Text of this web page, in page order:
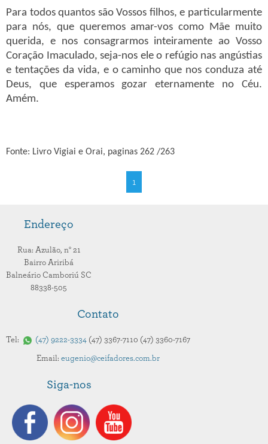
Para todos quantos são Vossos filhos, e particularmente
para nós, que queremos amar-vos como Mãe muito
querida, e nos consagrarmos inteiramente ao Vosso
Coração Imaculado, seja-nos ele o refúgio nas angústias
e tentações da vida, e o caminho que nos conduza até
Deus, que esperamos gozar eternamente no Céu.
Amém.
Fonte: Livro Vigiai e Orai, paginas 262 /263
1
Endereço
Rua: Azulão, n° 21
Bairro Ariribá
Balneário Camboriú SC
88338-505
Contato
Tel: 47 9222-3334 47 3367-7110 47 3360-7167
Email: eugenio@ceifadores.com.br
Siga-nos